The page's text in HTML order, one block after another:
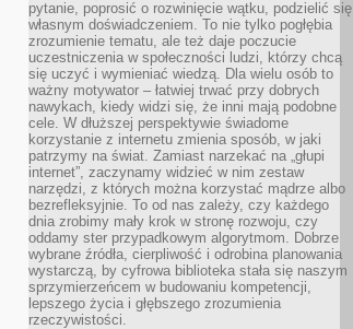
pytanie, poprosić o rozwinięcie wątku, podzielić się
własnym doświadczeniem. To nie tylko pogłębia
zrozumienie tematu, ale też daje poczucie
uczestniczenia w społeczności ludzi, którzy chcą
się uczyć i wymieniać wiedzą. Dla wielu osób to
ważny motywator – łatwiej trwać przy dobrych
nawykach, kiedy widzi się, że inni mają podobne
cele. W dłuższej perspektywie świadome
korzystanie z internetu zmienia sposób, w jaki
patrzymy na świat. Zamiast narzekać na „głupi
internet”, zaczynamy widzieć w nim zestaw
narzędzi, z których można korzystać mądrze albo
bezrefleksyjnie. To od nas zależy, czy każdego
dnia zrobimy mały krok w stronę rozwoju, czy
oddamy ster przypadkowym algorytmom. Dobrze
wybrane źródła, cierpliwość i odrobina planowania
wystarczą, by cyfrowa biblioteka stała się naszym
sprzymierzeńcem w budowaniu kompetencji,
lepszego życia i głębszego zrozumienia
rzeczywistości.